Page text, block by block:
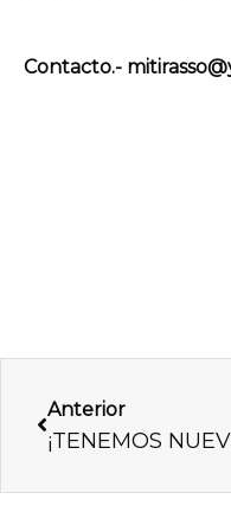
Contacto.-
Anterior
¡TENEMOS